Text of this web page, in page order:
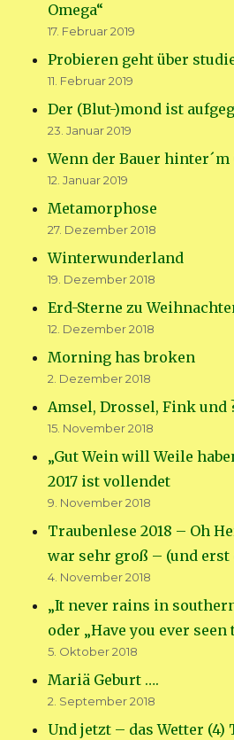
Omega“
17. Februar 2019
Probieren geht über
11. Februar 2019
Der (Blut-)mond ist
23. Januar 2019
Wenn der Bauer hinter´m
12. Januar 2019
Metamorphose
27. Dezember 2018
Winterwunderland
19. Dezember 2018
Erd-Sterne zu
12. Dezember 2018
Morning has broken
2. Dezember 2018
Amsel, Drossel, Fink und
15. November 2018
„Gut Wein will Weile
2017 ist vollendet
9. November 2018
Traubenlese 2018 – Oh
war sehr groß – (und erst
4. November 2018
„It never rains in
oder „Have you ever seen
5. Oktober 2018
Mariä Geburt ….
2. September 2018
Und jetzt – das Wetter